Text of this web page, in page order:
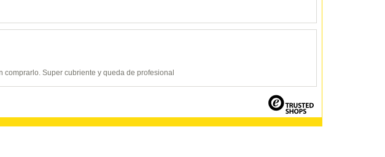
Super cubriente y queda de profesional